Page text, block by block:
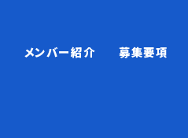
メンバー紹介 募集要項